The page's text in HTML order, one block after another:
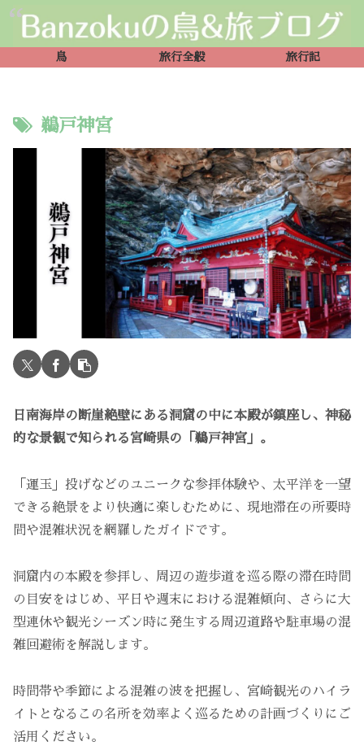
鳥 旅行全般 旅行記
鵜戸神宮
日南海岸の断崖絶壁にある洞窟の中に本殿が鎮座し、神秘
的な景観で知られる宮崎県の「鵜戸神宮」。
「運玉」投げなどのユニークな参拝体験や、太平洋を一望
できる絶景をより快適に楽しむために、現地滞在の所要時
間や混雑状況を網羅したガイドです。
洞窟内の本殿を参拝し、周辺の遊歩道を巡る際の滞在時間
の目安をはじめ、平日や週末における混雑傾向、さらに大
型連休や観光シーズン時に発生する周辺道路や駐車場の混
雑回避術を解説します。
時間帯や季節による混雑の波を把握し、宮崎観光のハイラ
イトとなるこの名所を効率よく巡るための計画づくりにご
活用ください。